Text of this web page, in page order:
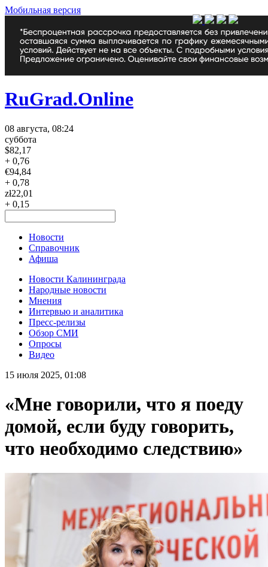
Мобильная версия
RuGrad.Online
08 августа, 08:24
суббота
$82,17
+ 0,76
€94,84
+ 0,78
zł22,01
+ 0,15
Новости
Справочник
Афиша
Новости Калининграда
Народные новости
Мнения
Интервью и аналитика
Пресс-релизы
Обзор СМИ
Опросы
Видео
15 июля 2025, 01:08
«Мне говорили, что я поеду
домой, если буду говорить,
что необходимо следствию»